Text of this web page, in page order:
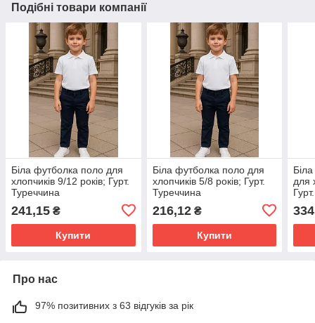
Подібні товари компанії
Біла футболка поло для
хлопчиків 9/12 років; Гурт.
Туреччина
241,15 ₴
Купити
Біла футболка поло для
хлопчиків 5/8 років; Гурт.
Туреччина
216,12₴
Купити
для
Про нас
97% позитивних з 63 відгуків за рік